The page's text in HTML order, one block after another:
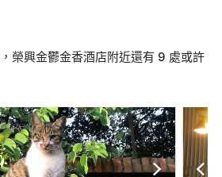
榮興金鬱金香酒店附近還有 9 處或許